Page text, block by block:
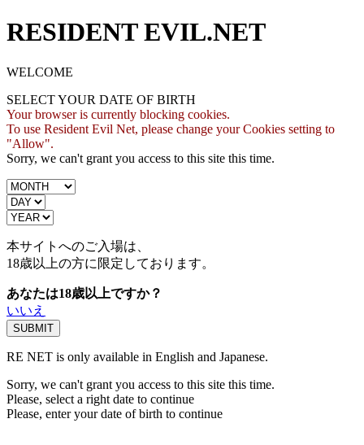
RESIDENT EVIL.NET
WELCOME
SELECT YOUR DATE OF BIRTH
Your browser is currently blocking cookies.
To use Resident Evil Net, please change your Cookies setting to
"Allow".
Sorry, we can't grant you access to this site this time.
本サイトへのご入場は、
18歳以上の方に限定しております。
あなたは18歳以上ですか？
いいえ
RE NET is only available in English and Japanese.
Sorry, we can't grant you access to this site this time.
Please, select a right date to continue
Please, enter your date of birth to continue